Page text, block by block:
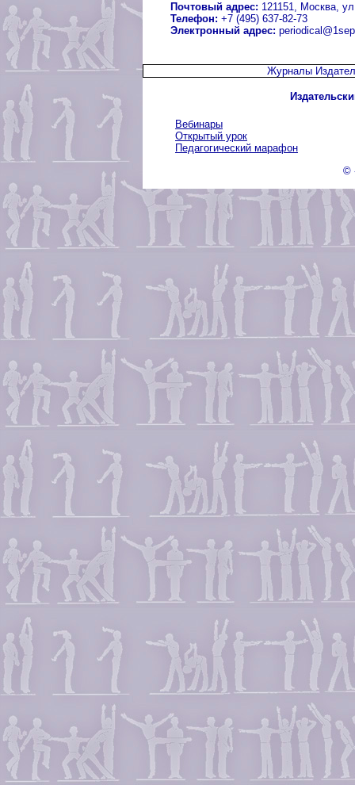
Почтовый адрес: 121151, Москва,
Телефон: +7 (495) 637-82-73
Электронный адрес:
Журналы
Вебинары
Открытый урок
Педагогический марафон
©